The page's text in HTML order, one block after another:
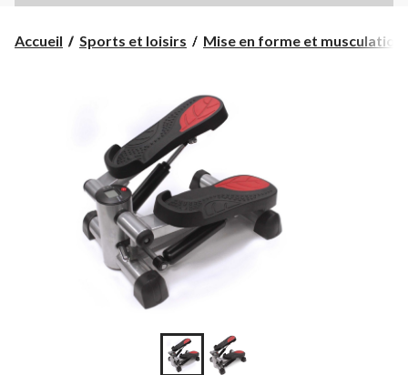
Accueil Sports et loisirs Mise en forme et musculation